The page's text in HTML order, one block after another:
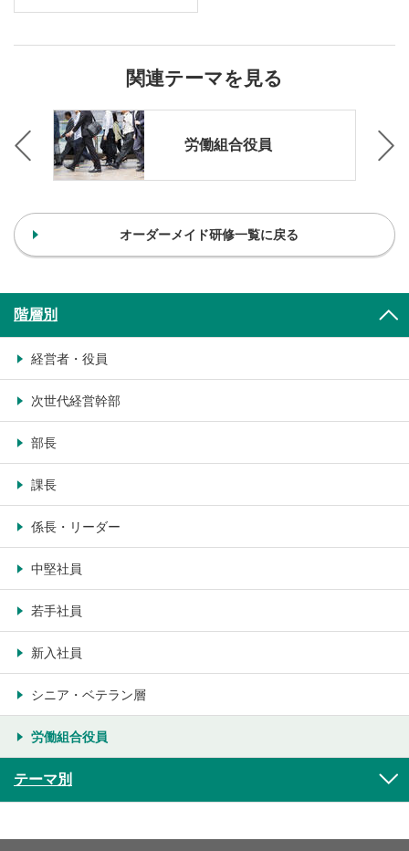
関連テーマを見る
労働組合役員
オーダーメイド研修一覧に戻る
階層別
経営者・役員
次世代経営幹部
部長
課長
係長・リーダー
中堅社員
若手社員
新入社員
シニア・ベテラン層
労働組合役員
テーマ別